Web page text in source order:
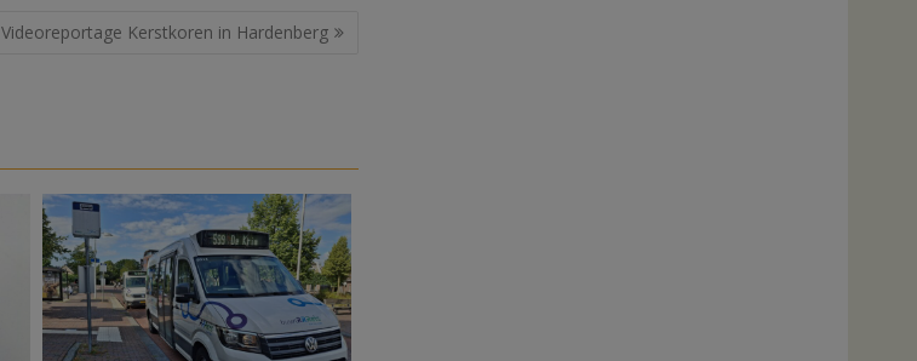
Videoreportage Kerstkoren in Hardenberg